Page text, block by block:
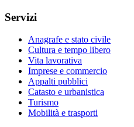
Servizi
Anagrafe e stato civile
Cultura e tempo libero
Vita lavorativa
Imprese e commercio
Appalti pubblici
Catasto e urbanistica
Turismo
Mobilità e trasporti